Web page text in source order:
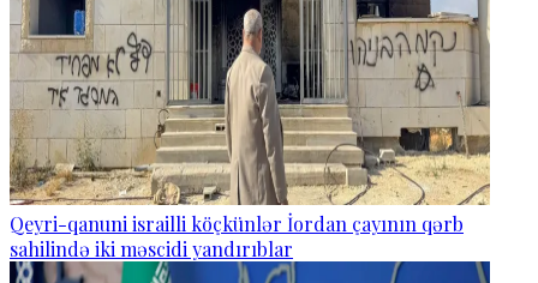
Qeyri-qanuni israilli köçkünlər İordan çayının qərb
sahilində iki məscidi yandırıblar